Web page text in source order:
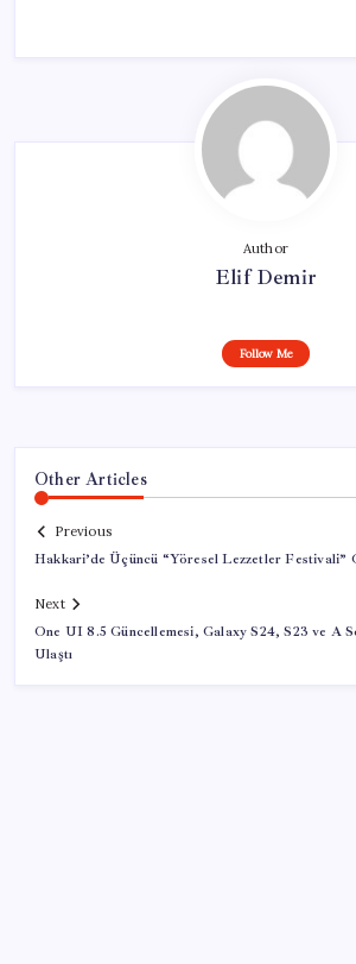
Author
Elif Demir
Follow Me
Other Articles
Previous
Hakkari’de Üçüncü “Yöresel Lezzetler Festivali”
Next
One UI 8.5 Güncellemesi, Galaxy S24, S23 ve A
Ulaştı